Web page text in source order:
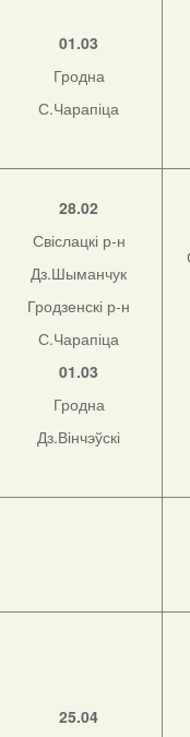
01.03
Гродна
С.Чарапіца
28.02
Свіслацкі р-н
Дз.Шыманчук
Гродзенскі р-н
С.Чарапіца
01.03
Гродна
Дз.Вінчэўскі
25.04